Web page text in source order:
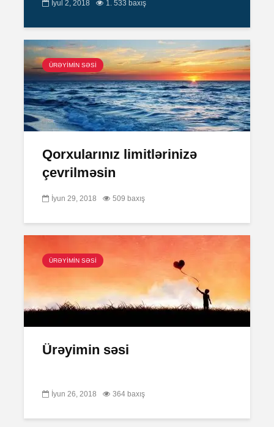
İyul 2, 2018 1. 533 baxış
ÜRƏYİMİN SƏSİ
Qorxularınız limitlərinizə
çevrilməsin
İyun 29, 2018 509 baxış
ÜRƏYİMİN SƏSİ
Ürəyimin səsi
İyun 26, 2018 364 baxış